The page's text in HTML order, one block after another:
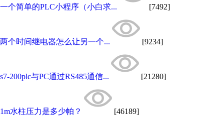
一个简单的PLC小程序（小白求... [7492]
两个时间继电器怎么让另一个... [9234]
s7-200plc与PC通过RS485通信... [21280]
1m水柱压力是多少帕？ [46189]